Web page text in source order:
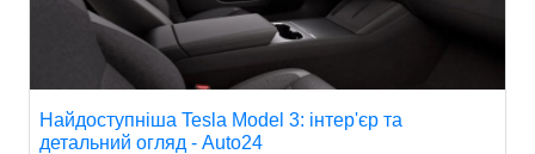
Найдоступніша Tesla Model 3: інтер'єр та
детальний огляд - Auto24